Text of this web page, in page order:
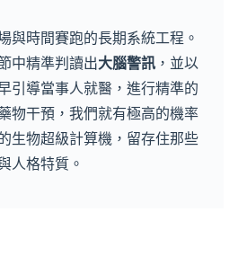
與時間賽跑的長期系統工程。
中精準判讀出大腦警訊 ，並以
引導當事人就醫，進行精準的
物干預，我們就有極高的機率
生物超級計算機，留存住那些
人格特質。